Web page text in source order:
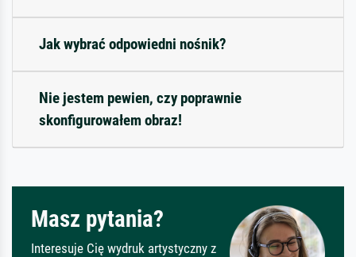
Jak wybrać odpowiedni nośnik?
Nie jestem pewien, czy poprawnie
skonfigurowałem obraz!
Masz pytania?
Interesuje Cię wydruk artystyczny z